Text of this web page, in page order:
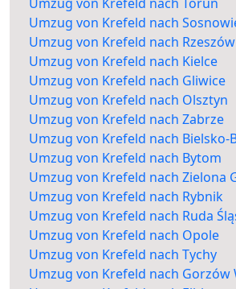
Umzug von Krefeld nach
Umzug von Krefeld nach Rzeszów
Umzug von Krefeld nach Kielce
Umzug von Krefeld nach Gliwice
Umzug von Krefeld nach Olsztyn
Umzug von Krefeld nach Zabrze
Umzug von Krefeld nach Bielsko-
Umzug von Krefeld nach Bytom
Umzug von Krefeld nach Zielona
Umzug von Krefeld nach Rybnik
Umzug von Krefeld nach Ruda
Umzug von Krefeld nach Opole
Umzug von Krefeld nach Tychy
Umzug von Krefeld nach Gorzów